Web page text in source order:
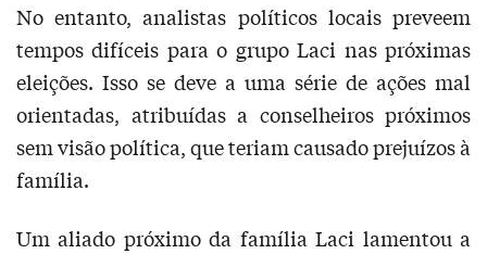
No entanto, analistas políticos locais preveem
tempos difíceis para o grupo Laci nas próximas
eleições. Isso se deve a uma série de ações mal
orientadas, atribuídas a conselheiros próximos
sem visão política, que teriam causado prejuízos à
família.
Um aliado próximo da família Laci lamentou a